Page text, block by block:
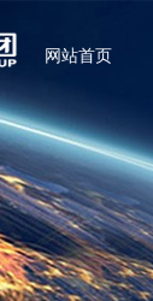
网站首页